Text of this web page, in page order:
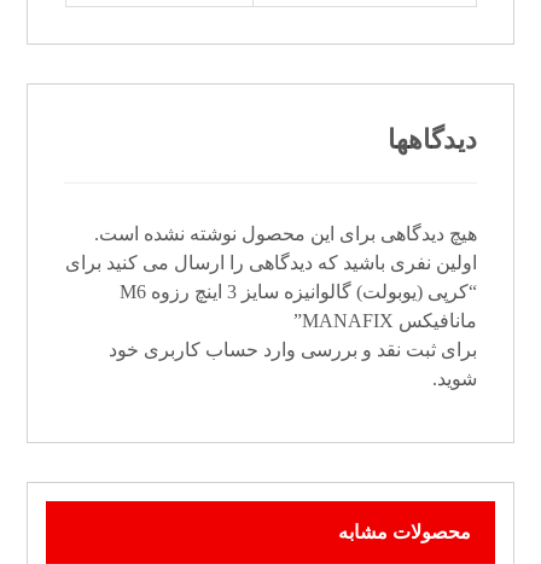
دیدگاهها
هیچ دیدگاهی برای این محصول نوشته نشده است.
اولین نفری باشید که دیدگاهی را ارسال می کنید برای
“کرپی (یوبولت) گالوانیزه سایز 3 اینچ رزوه M6
مانافیکس MANAFIX”
برای ثبت نقد و بررسی وارد حساب کاربری خود
شوید.
محصولات مشابه